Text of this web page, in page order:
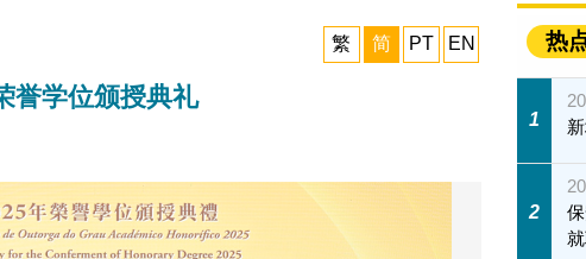
繁 简 PT EN
誉学位颁授典礼
热
1
2